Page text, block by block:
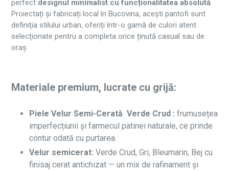
perfect designul minimalist cu funcționalitatea absolută.
Proiectați și fabricați local în Bucovina, acești pantofi sunt
definiția stilului urban, oferiți într-o gamă de culori atent
selecționate pentru a completa orice ținută casual sau de
oraș.
Materiale premium, lucrate cu grijă:
Piele Velur Semi-Cerată Verde Crud : frumusețea
imperfecțiunii și farmecul patinei naturale, ce prinde
contur odată cu purtarea.
Velur semicerat: Verde Crud, Gri, Bleumarin, Bej cu
finisaj cerat antichizat — un mix de rafinament și